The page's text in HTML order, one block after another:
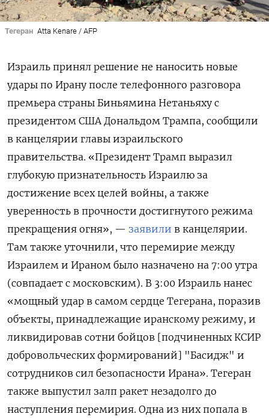
Тегеран Atta Kenare / AFP
Израиль принял решение не наносить новые
удары по Ирану после телефонного разговора
премьера страны Биньямина Нетаньяху с
президентом США Дональдом Трампа, сообщили
в канцелярии главы израильского
правительства. «Президент Трамп выразил
глубокую признательность Израилю за
достижение всех целей войны, а также
уверенность в прочности достигнутого режима
прекращения огня», — заявили в канцелярии.
Там также уточнили, что перемирие между
Израилем и Ираном было назначено на 7:00 утра
(совпадает с московским). В 3:00 Израиль нанес
«мощный удар в самом сердце Тегерана, поразив
объекты, принадлежащие иранскому режиму, и
ликвидировав сотни бойцов [подчиненных КСИР
добровольческих формирований] "Басидж" и
сотрудников сил безопасности Ирана». Тегеран
также выпустил залп ракет незадолго до
наступления перемирия. Одна из них попала в